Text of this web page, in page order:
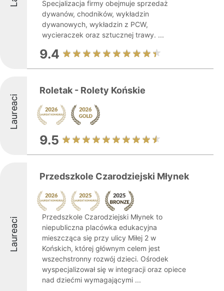
Specjalizacja firmy obejmuje sprzedaż
dywanów, chodników, wykładzin
dywanowych, wykładzin z PCW,
wycieraczek oraz sztucznej trawy. ...
9.4
Laureaci
Roletak - Rolety Końskie
9.5
Laureaci
Przedszkole Czarodziejski Młynek
Przedszkole Czarodziejski Młynek to
niepubliczna placówka edukacyjna
mieszcząca się przy ulicy Miłej 2 w
Końskich, której głównym celem jest
wszechstronny rozwój dzieci. Ośrodek
wyspecjalizował się w integracji oraz opiece
nad dziećmi wymagającymi ...